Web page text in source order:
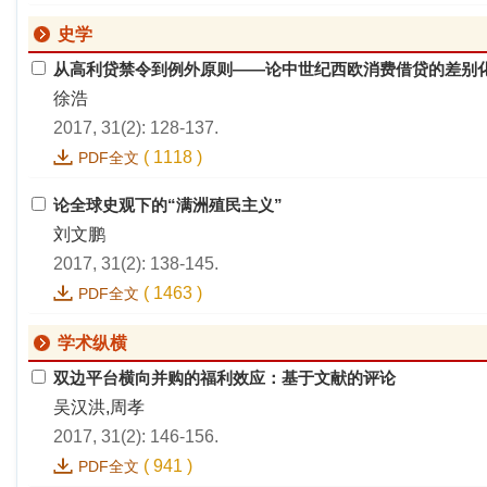
史学
从高利贷禁令到例外原则——论中世纪西欧消费借贷的差别
徐浩
2017, 31(2): 128-137.
PDF全文 ( 1118 )
论全球史观下的“满洲殖民主义”
刘文鹏
2017, 31(2): 138-145.
PDF全文 ( 1463 )
学术纵横
双边平台横向并购的福利效应：基于文献的评论
吴汉洪,周孝
2017, 31(2): 146-156.
PDF全文 ( 941 )